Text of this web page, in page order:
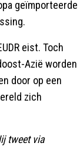
geïmporteerde
eist. Toch
Azië worden
door op een
zich
tweet via